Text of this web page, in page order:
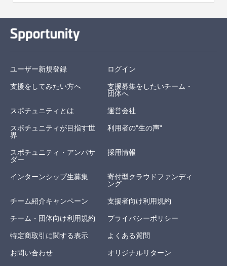
ユーザー新規登録 ログイン
支援をしてみたい方へ
支援募集をしたいチーム・
団体へ
スポチュニティとは 運営会社
スポチュニティが目指す世
界
利用者の"生の声"
スポチュニティ・アンバサ
ダー
採用情報
インターンシップ生募集
寄付型クラウドファンディ
ング
チーム紹介キャンペーン 支援者向け利用規約
チーム・団体向け利用規約 プライバシーポリシー
特定商取引に関する表示 よくある質問
お問い合わせ オリジナルリターン